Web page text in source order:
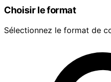
Choisir le format
Sélectionnez le format de